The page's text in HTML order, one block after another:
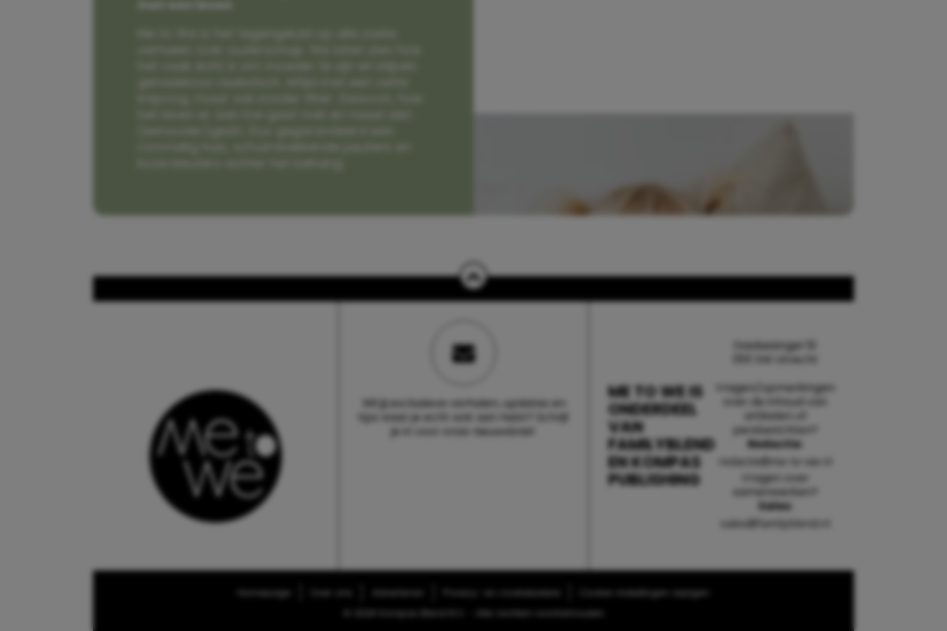
met een leven
Wil jij exclusieve verhalen, updates en
tips waar je echt wat aan hebt? Schrijf
je in voor onze nieuwsbrief.
ME TO WE IS
ONDERDEEL
VAN
FAMILYBLEND
EN KOMPAS
PUBLISHING
Daalsesingel 51
3511 SW Utrecht
Vragen/opmerkingen
over de inhoud van
artikelen of
persberichten?
Redactie:
redactie@me-to-we.nl
Vragen over
samenwerken?
Sales:
sales@familyblend.nl
Homepage
Cookie-instellingen wijzigen